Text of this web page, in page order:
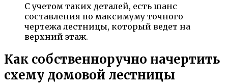
С учетом таких деталей, есть шанс
составления по максимуму точного
чертежа лестницы, который ведет на
верхний этаж.
Как собственноручно начертить
схему домовой лестницы